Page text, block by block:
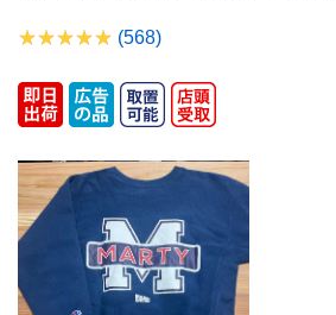
(568)